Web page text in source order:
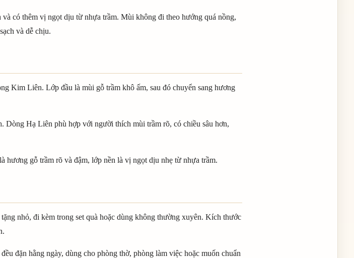
có thêm vị ngọt dịu từ nhựa trầm. Mùi không đi theo hướng quá nồng,
và dễ chịu.
Kim Liên. Lớp đầu là mùi gỗ trầm khô ấm, sau đó chuyển sang hương
Hạ Liên phù hợp với người thích mùi trầm rõ, có chiều sâu hơn,
hương gỗ trầm rõ và đậm, lớp nền là vị ngọt dịu nhẹ từ nhựa trầm.
nhỏ, đi kèm trong set quà hoặc dùng không thường xuyên. Kích thước
đặn hằng ngày, dùng cho phòng thờ, phòng làm việc hoặc muốn chuẩn